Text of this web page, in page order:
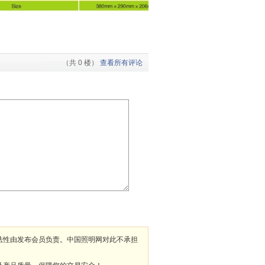
（共 0 楼） 查看所有评论
由发布会员负责。中国照明网对此不承担